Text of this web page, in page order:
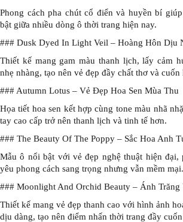
Phong cách pha chút cổ điển và huyền bí
bật giữa nhiều dòng ô thời trang hiện nay.
### Dusk Dyed In Light Veil – Hoàng Hôn Dịu
Thiết kế mang gam màu thanh lịch, lấy cảm
nhẹ nhàng, tạo nên vẻ đẹp đầy chất thơ và cuốn
### Autumn Lotus – Vẻ Đẹp Hoa Sen Mùa Thu
Họa tiết hoa sen kết hợp cùng tone màu nhã
tay cao cấp trở nên thanh lịch và tinh tế hơn.
### The Beauty Of The Poppy – Sắc Hoa Anh
Mẫu ô nổi bật với vẻ đẹp nghệ thuật hiện đại,
yêu phong cách sang trọng nhưng vẫn mềm mại.
### Moonlight And Orchid Beauty – Ánh Trăng
Thiết kế mang vẻ đẹp thanh cao với hình ảnh
dịu dàng, tạo nên điểm nhấn thời trang đầy